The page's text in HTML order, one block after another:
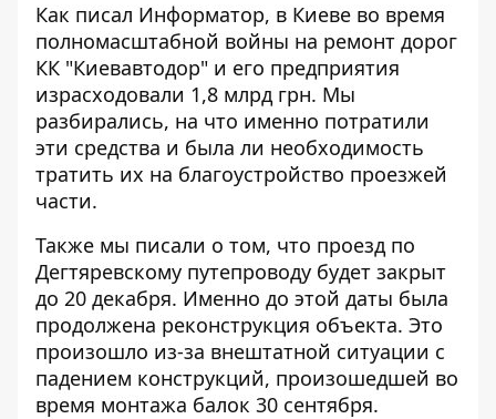
Как писал Информатор, в Киеве во время
полномасштабной войны на ремонт дорог
КК "Киевавтодор" и его предприятия
израсходовали 1,8 млрд грн. Мы
разбирались, на что именно потратили
эти средства и была ли необходимость
тратить их на благоустройство проезжей
части.
Также мы писали о том, что проезд по
Дегтяревскому путепроводу будет закрыт
до 20 декабря. Именно до этой даты была
продолжена реконструкция объекта. Это
произошло из-за внештатной ситуации с
падением конструкций, произошедшей во
время монтажа балок 30 сентября.